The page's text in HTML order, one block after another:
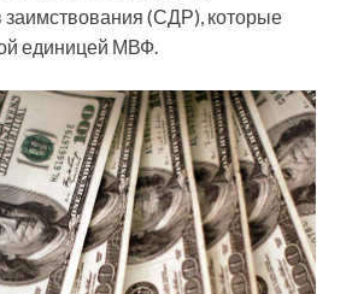
(СДР), которые
единицей МВФ.